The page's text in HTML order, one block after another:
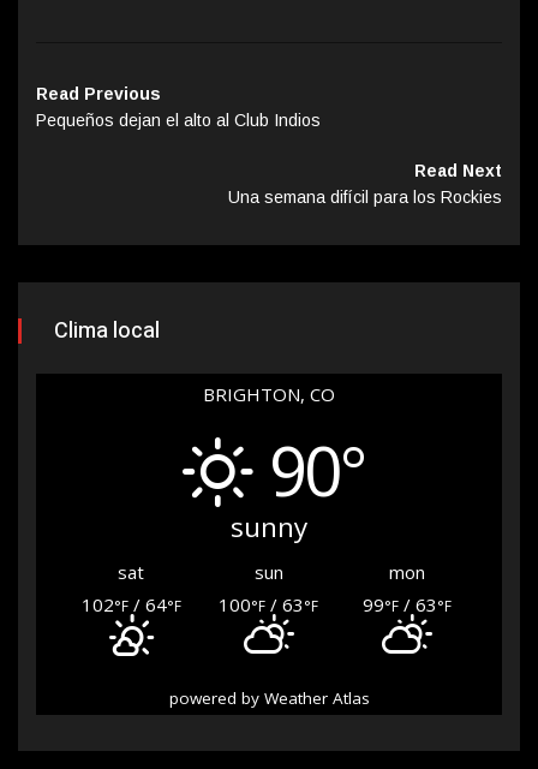
Read Previous
Pequeños dejan el alto al Club Indios
Read Next
Una semana difícil para los Rockies
Clima local
BRIGHTON, CO
90°
sunny
sat sun
mon
102°F/ 64°F 100°F / 63°F 99°F/ 63°F
powered by Weather Atlas